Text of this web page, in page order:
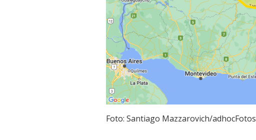
Foto: Santiago Mazzarovich/adhocFotos